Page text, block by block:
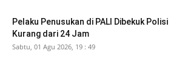
Pelaku Penusukan di PALI Dibekuk Polisi
Kurang dari 24 Jam
Sabtu, 01 Agu 2026, 19 : 49